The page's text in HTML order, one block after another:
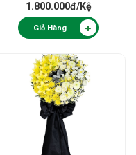
1.800.000đ/Kệ
Giỏ Hàng